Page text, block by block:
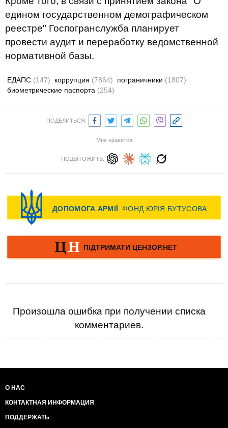
едином государственном демографическом
реестре" Госпогранслужба планирует
провести аудит и переработку ведомственной
нормативной базы.
ЕДАПС (147) коррупция (7864) пограничники (1807)
биометрические паспорта (254)
ПОДЕЛИТЬСЯ:
Мне нравится
ПОДЫТОЖИТЬ:
Произошла ошибка при получении списка
комментариев.
О НАС
КОНТАКТНАЯ ИНФОРМАЦИЯ
ПОДДЕРЖАТЬ